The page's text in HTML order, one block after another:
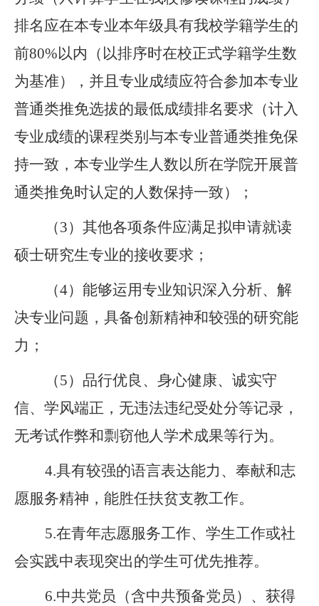
排名应在本专业本年级具有我校学籍学生的
前80%以内（以排序时在校正式学籍学生数
为基准），并且专业成绩应符合参加本专业
普通类推免选拔的最低成绩排名要求（计入
专业成绩的课程类别与本专业普通类推免保
持一致，本专业学生人数以所在学院开展普
通类推免时认定的人数保持一致）；
（3） 其他各项条件应满足拟申请就读
硕士研究生专业的接收要求；
（4）能够运用专业知识深入分析、解
决专业问题，具备创新精神和较强的研究能
力；
（5）品行优良、身心健康、诚实守
信、学风端正，无违法违纪受处分等记录，
无考试作弊和剽窃他人学术成果等行为。
4.具有较强的语言表达能力、奉献和志
愿服务精神，能胜任扶贫支教工作。
5.在青年志愿服务工作、学生工作或社
会实践中表现突出的学生可优先推荐。
6.中共党员（含中共预备党员）、获得